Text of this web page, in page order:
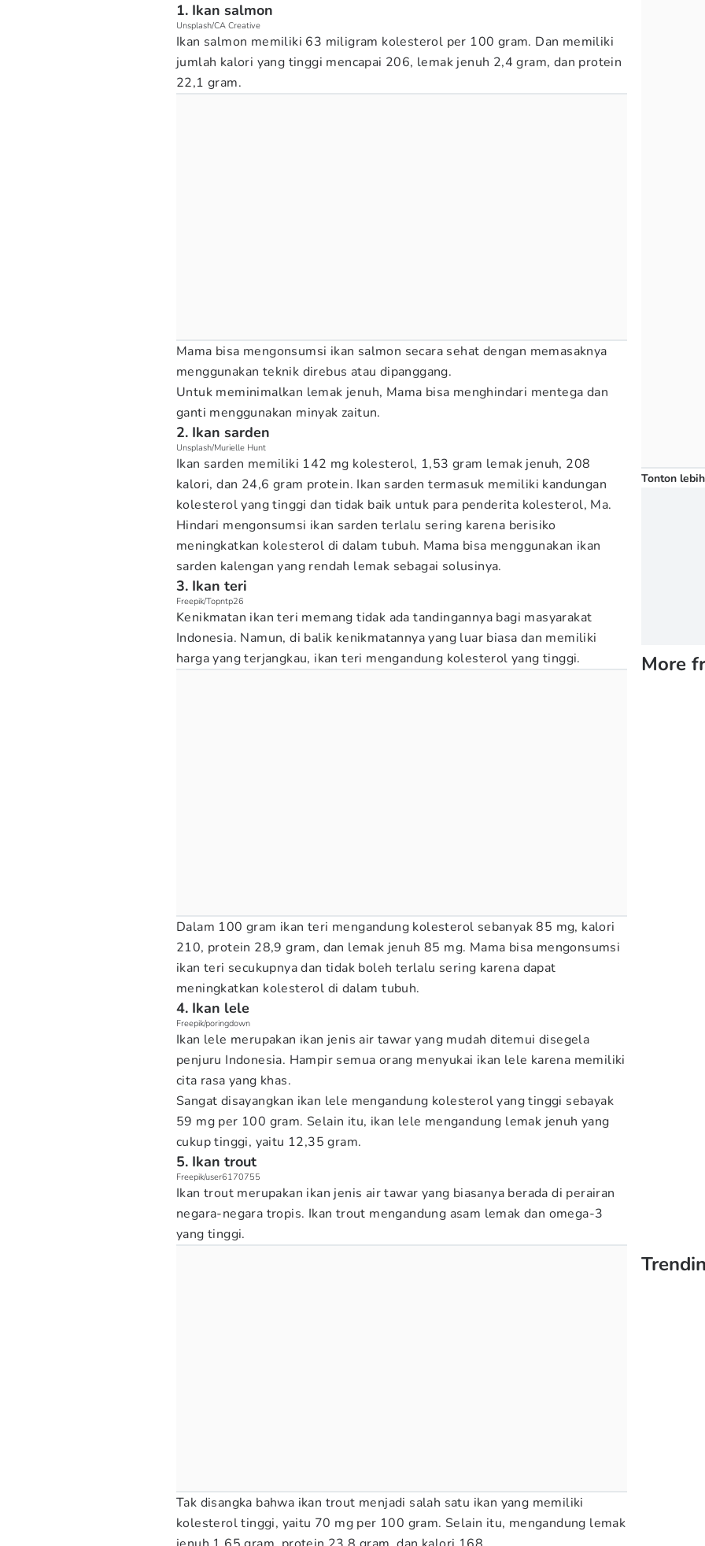
1. Ikan salmon
Unsplash/CA Creative
Ikan salmon memiliki 63 miligram kolesterol per 100 gram. Dan memiliki
jumlah kalori yang tinggi mencapai 206, lemak jenuh 2,4 gram, dan protein
22,1 gram.
Mama bisa mengonsumsi ikan salmon secara sehat dengan memasaknya
menggunakan teknik direbus atau dipanggang.
Untuk meminimalkan lemak jenuh, Mama bisa menghindari mentega dan
ganti menggunakan minyak zaitun.
2. Ikan sarden
Unsplash/Murielle Hunt
Ikan sarden memiliki 142 mg kolesterol, 1,53 gram lemak jenuh, 208
kalori, dan 24,6 gram protein. Ikan sarden termasuk memiliki kandungan
kolesterol yang tinggi dan tidak baik untuk para penderita kolesterol, Ma.
Hindari mengonsumsi ikan sarden terlalu sering karena berisiko
meningkatkan kolesterol di dalam tubuh. Mama bisa menggunakan ikan
sarden kalengan yang rendah lemak sebagai solusinya.
3. Ikan teri
Freepik/Topntp26
Kenikmatan ikan teri memang tidak ada tandingannya bagi masyarakat
Indonesia. Namun, di balik kenikmatannya yang luar biasa dan memiliki
harga yang terjangkau, ikan teri mengandung kolesterol yang tinggi.
Dalam 100 gram ikan teri mengandung kolesterol sebanyak 85 mg, kalori
210, protein 28,9 gram, dan lemak jenuh 85 mg. Mama bisa mengonsumsi
ikan teri secukupnya dan tidak boleh terlalu sering karena dapat
meningkatkan kolesterol di dalam tubuh.
4. Ikan lele
Freepik/poringdown
Ikan lele merupakan ikan jenis air tawar yang mudah ditemui disegela
penjuru Indonesia. Hampir semua orang menyukai ikan lele karena memiliki
cita rasa yang khas.
Sangat disayangkan ikan lele mengandung kolesterol yang tinggi sebayak
59 mg per 100 gram. Selain itu, ikan lele mengandung lemak jenuh yang
cukup tinggi, yaitu 12,35 gram.
5. Ikan trout
Freepik/user6170755
Ikan trout merupakan ikan jenis air tawar yang biasanya berada di perairan
negara-negara tropis. Ikan trout mengandung asam lemak dan omega-3
yang tinggi.
Tak disangka bahwa ikan trout menjadi salah satu ikan yang memiliki
kolesterol tinggi, yaitu 70 mg per 100 gram. Selain itu, mengandung lemak
Tonton
More